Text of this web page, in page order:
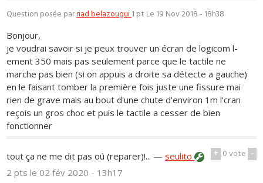
Question posée parriad belazougui1 pt Le 19 Nov 2018 - 18h38
Bonjour,
je voudrai savoir si je peux trouver un écran de logicom l-
ement 350 mais pas seulement parce que le tactile ne
marche pas bien (si on appuis a droite sa détecte a gauche)
en le faisant tomber la première fois juste une fissure mai
rien de grave mais au bout d'une chute d'environ 1m l'cran
reçois un gros choc et puis le tactile a cesser de bien
fonctionner
+ 0vote -
tout ça ne me dit pas oú (reparer)!... —seulito
2 ptsle 02 fév 2020 - 13h17